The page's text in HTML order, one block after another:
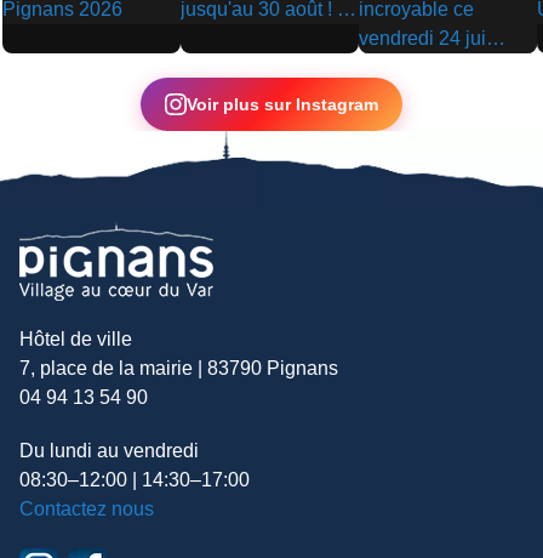
▶ ▶
▶
Voir plus sur Instagram
Hôtel de ville
7, place de la mairie | 83790 Pignans
04 94 13 54 90
Du lundi au vendredi
08:30–12:00 | 14:30–17:00
Contactez nous